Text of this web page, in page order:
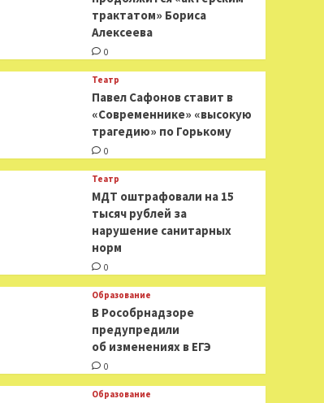
трактатом» Бориса
Алексеева
0
Театр
Павел Сафонов ставит в
«Современнике» «высокую
трагедию» по Горькому
0
Театр
МДТ оштрафовали на 15
тысяч рублей за
нарушение санитарных
норм
0
Образование
В Рособрнадзоре
предупредили
об изменениях в ЕГЭ
0
Образование